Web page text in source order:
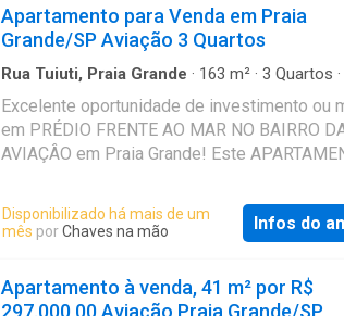
Apartamento para Venda em Praia
Grande/SP Aviação 3 Quartos
Rua Tuiuti, Praia Grande · 163 m² · 3 Quartos ·
Segurança ·Piscina·Elevador·Área de serviço
jogos·Alarme
Excelente oportunidade de investimento ou
em PRÉDIO FRENTE AO MAR NO BAIRRO
AVIAÇÂO em Praia Grande! Este
localização privilegiada. Características do
com: 163 M² - 03 dormitórios sendo 03
amplos e bem arejados - Sala para 02
muito bem distribuída - Sacada gourmet
FRONTAL PARA O MAR - Cozinha ampla
Disponibilizado há mais de um
mês porChaves na mão Infos do
Apartamento à venda, 41 m² por R$
297.000,00 Aviação Praia Grande/SP